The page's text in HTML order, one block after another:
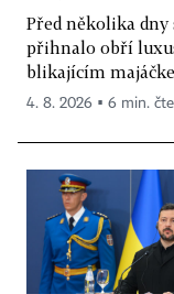
Před několika dny
přihnalo obří
blikajícím
4. 8. 2026 ▪ 6 min.